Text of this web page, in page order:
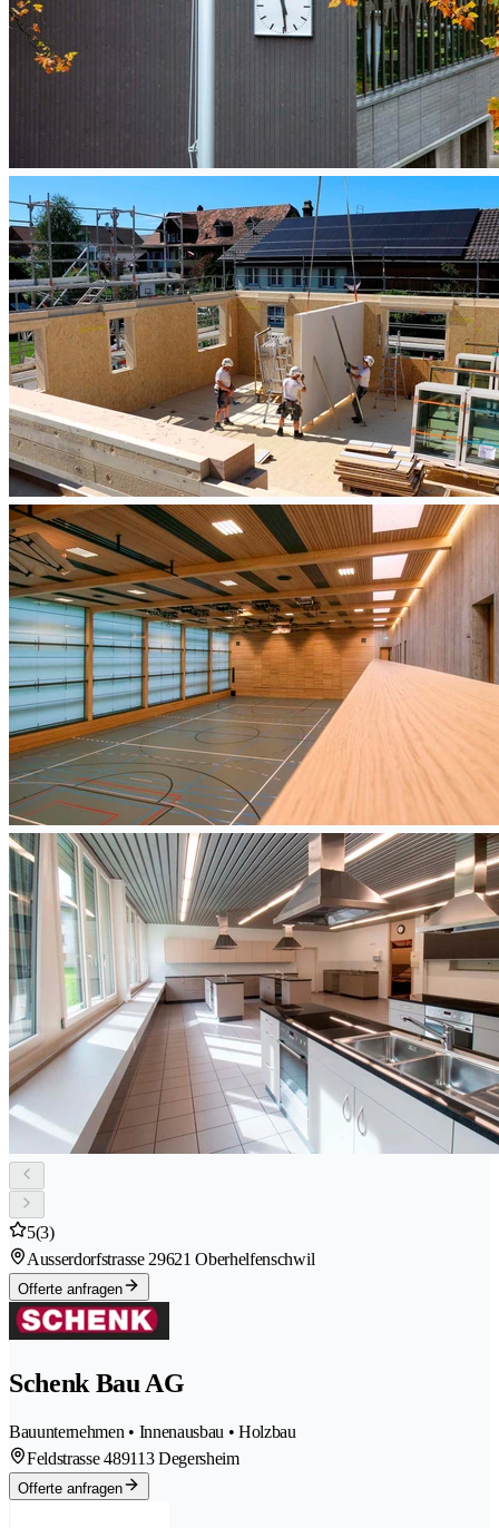
5(3)
Ausserdorfstrasse 29621 Oberhelfenschwil
Offerte anfragen
Schenk Bau AG
Bauunternehmen • Innenausbau • Holzbau
Feldstrasse 489113 Degersheim
Offerte anfragen